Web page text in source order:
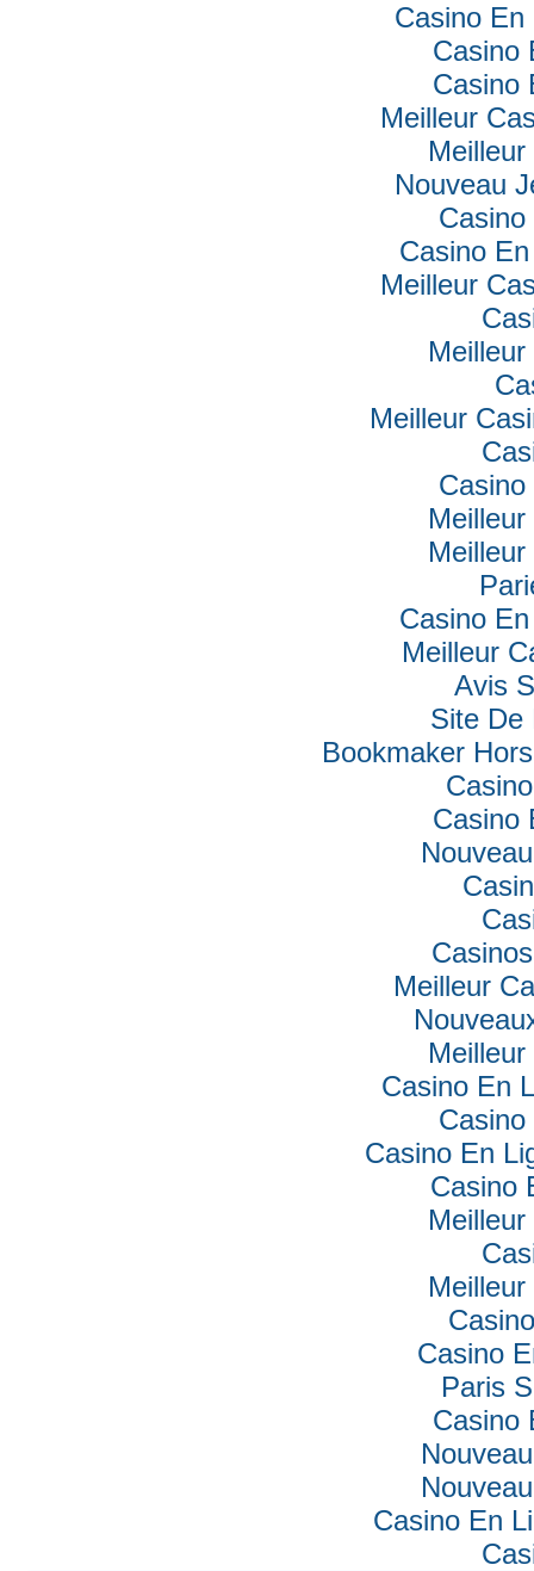
Casino En
Casino
Casino
Meilleur
Nouveau
Casino
Meilleur
Meilleur
Casino
Meilleur
Avis
Site De
Bookmaker
Casino
Meilleur
Casino En
Casino En
Casino
Casino
Paris
Casino
Casino En